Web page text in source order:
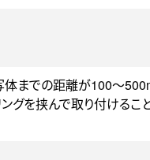
体までの距離が100～
グを挟んで取り付ける